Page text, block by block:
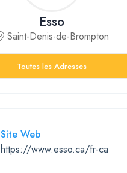
Esso
Saint-Denis-de-Brompton
Toutes les Adresses
Site Web
https://www.esso.ca/fr-ca